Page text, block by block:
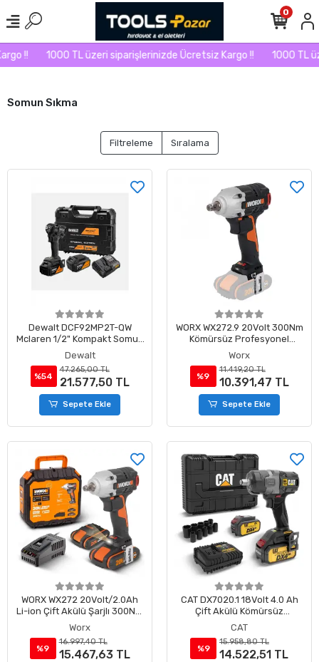
!! 1000 TL üzeri siparişlerinizde Ücretsiz Kargo !! 1000 TL
0
Somun Sıkma
Filtreleme Sıralama
Dewalt DCF92MP2T-QW
Mclaren 1/2" Kompakt Somun
Sıkma + 2X5AH Akü Set
Dewalt
%54
47.265,00 TL
21.577,50 TL
Sepete Ekle
WORX WX272.9 20Volt 300Nm
Kömürsüz Profesyonel
Somun Sıkma (Akü Dahil
Değildir)
Worx
%9
11.419,20 TL
10.391,47 TL
Sepete Ekle
WORX WX272 20Volt/2.0Ah
Li-ion Çift Akülü Şarjlı 300Nm
Kömürsüz Profesyonel
Somun Sıkma
Worx
%9
16.997,40 TL
15.467,63 TL
CAT DX7020.1 18Volt 4.0 Ah
Çift Akülü Kömürsüz
700/880Nm Profesyonel
Şarjlı Somun Sıkma + 10 Adet
Lokma Ucu
CAT
%9
15.958,80 TL
14.522,51 TL